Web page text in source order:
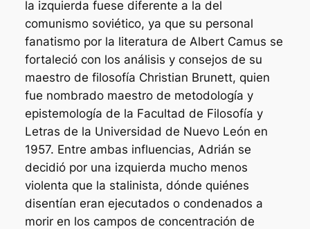
la izquierda fuese diferente a la del
comunismo soviético, ya que su personal
fanatismo por la literatura de Albert Camus se
fortaleció con los análisis y consejos de su
maestro de filosofía Christian Brunett, quien
fue nombrado maestro de metodología y
epistemología de la Facultad de Filosofía y
Letras de la Universidad de Nuevo León en
1957. Entre ambas influencias, Adrián se
decidió por una izquierda mucho menos
violenta que la stalinista, dónde quiénes
disentían eran ejecutados o condenados a
morir en los campos de concentración de